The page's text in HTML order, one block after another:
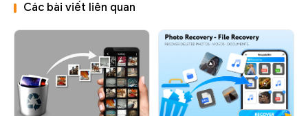
Các bài viết liên quan